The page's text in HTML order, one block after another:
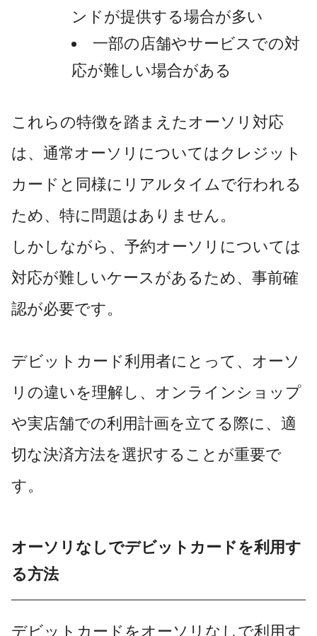
ンドが提供する場合が多い
一部の店舗やサービスでの対
応が難しい場合がある
これらの特徴を踏まえたオーソリ対応
は、通常オーソリについてはクレジット
カードと同様にリアルタイムで行われる
ため、特に問題はありません。
しかしながら、予約オーソリについては
対応が難しいケースがあるため、事前確
認が必要です。
デビットカード利用者にとって、オーソ
リの違いを理解し、オンラインショップ
や実店舗での利用計画を立てる際に、適
切な決済方法を選択することが重要で
す。
オーソリなしでデビットカードを利用す
る方法
デビットカードをオーソリなしで利用す